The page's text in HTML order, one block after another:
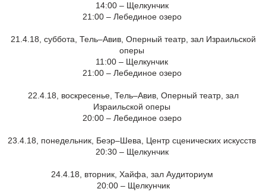
14:00 – Щелкунчик
21:00 – Лебединое озеро
21.4.18, суббота, Тель–Авив, Оперный театр, зал Израильской
оперы
11:00 – Щелкунчик
21:00 – Лебединое озеро
22.4.18, воскресенье, Тель–Авив, Оперный театр, зал
Израильской оперы
20:00 – Лебединое озеро
23.4.18, понедельник, Беэр–Шева, Центр сценических искусств
20:30 – Щелкунчик
24.4.18, вторник, Хайфа, зал Аудиториум
20:00 – Щелкунчик